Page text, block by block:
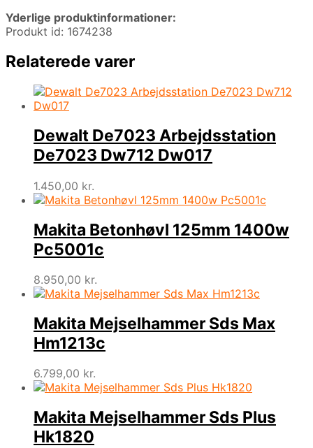
Yderlige produktinformationer:
Produkt id: 1674238
Relaterede varer
Dewalt De7023 Arbejdsstation
De7023 Dw712 Dw017
1.450,00 kr.
Makita Betonhøvl 125mm 1400w
Pc5001c
8.950,00 kr.
Makita Mejselhammer Sds Max
Hm1213c
6.799,00 kr.
Makita Mejselhammer Sds Plus
Hk1820